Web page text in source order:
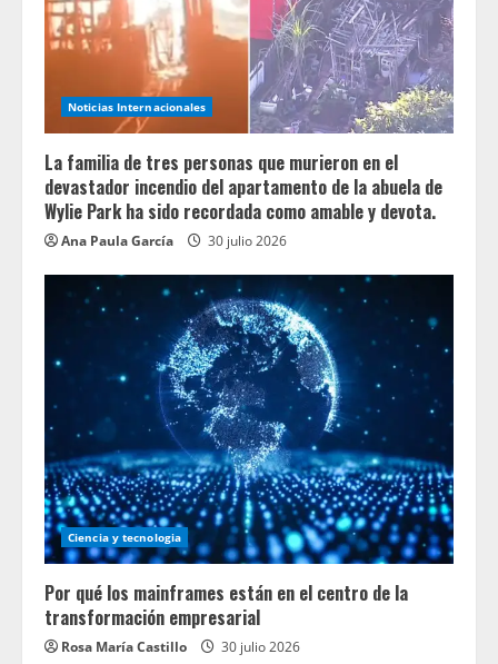
Noticias Internacionales
La familia de tres personas que murieron en el
devastador incendio del apartamento de la abuela de
Wylie Park ha sido recordada como amable y devota.
Ana Paula García 30 julio 2026
Ciencia y tecnologia
Por qué los mainframes están en el centro de la
transformación empresarial
Rosa María Castillo 30 julio 2026